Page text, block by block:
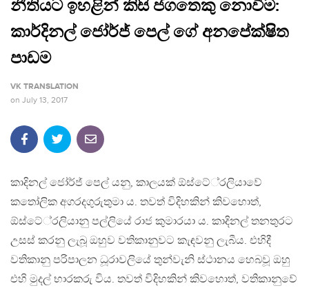
නීතියට ඉහළින් කිසි ජගතෙකු නොවීම:
කාර්දිනල් ජෝර්ජ් පෙල් ගේ අනපේක්ෂිත
පාඩම
VK TRANSLATION
on July 13, 2017
කාදිනල් ජෝර්ජ් පෙල් යනු, කාලයක් ඕස්ටේ‍්‍රලියාවේ
කතෝලික අගරදගුරුතුමා ය. තවත් විදිහකින් කිවහොත්,
ඕස්ටේ‍්‍රලියානු පල්ලියේ රාජ කුමාරයා ය. කාදිනල් තනතුරට
උසස් කරනු ලැබූ ඔහුව වතිකානුවට කැඳවනු ලැබීය. එහිදී
වතිකානු පරිපාලන ධූරාවලියේ තුන්වැනි ස්ථානය හෙබවූ ඔහු
එහි මුදල් භාරකරු විය. තවත් විදිහකින් කිවහොත්, වතිකානුවේ